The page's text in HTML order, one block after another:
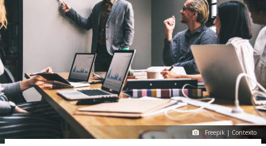
Freepik | Contexto